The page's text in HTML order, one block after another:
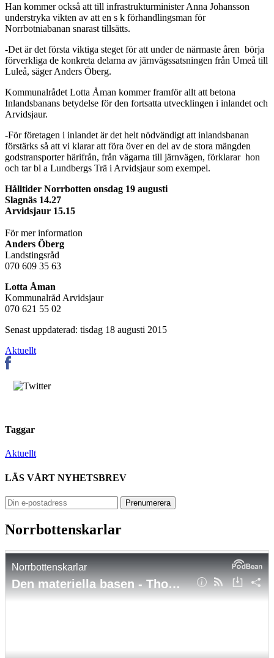
Han kommer också att till infrastrukturminister Anna Johansson
understryka vikten av att en s k förhandlingsman för
Norrbotniabanan snarast tillsätts.
-Det är det första viktiga steget för att under de närmaste åren börja
förverkliga de konkreta delarna av järnvägssatsningen från Umeå till
Luleå, säger Anders Öberg.
Kommunalrådet Lotta Åman kommer framför allt att betona
Inlandsbanans betydelse för den fortsatta utvecklingen i inlandet och
Arvidsjaur.
-För företagen i inlandet är det helt nödvändigt att inlandsbanan
förstärks så att vi klarar att föra över en del av de stora mängden
godstransporter härifrån, från vägarna till järnvägen, förklarar hon
och tar bl a Lundbergs Trä i Arvidsjaur som exempel.
Hålltider Norrbotten onsdag 19 augusti
Slagnäs 14.27
Arvidsjaur 15.15
För mer information
Anders Öberg
Landstingsråd
070 609 35 63
Lotta Åman
Kommunalråd Arvidsjaur
070 621 55 02
Senast uppdaterad: tisdag 18 augusti 2015
Aktuellt
Taggar
Aktuellt
LÄS VÅRT NYHETSBREV
Norrbottenskarlar